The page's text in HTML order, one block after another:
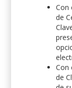
Con
de
Con
de